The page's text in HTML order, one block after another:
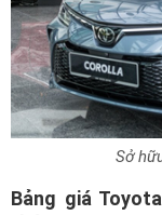
Sở
Bảng giá